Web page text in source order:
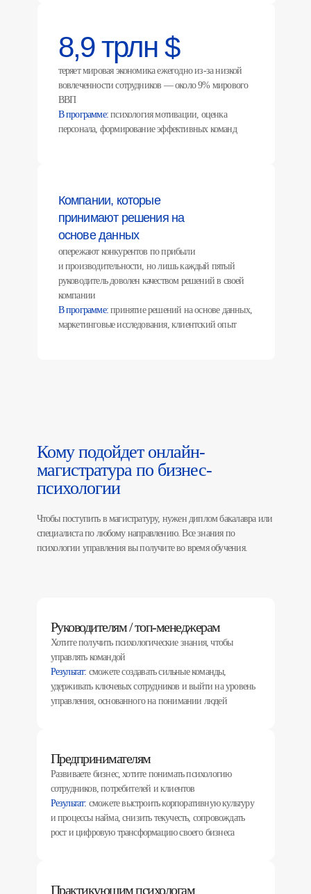
8,9 трлн $
теряет мировая экономика ежегодно из-за низкой
вовлеченности сотрудников — около 9% мирового
ВВП
В программе:психология мотивации, оценка
персонала, формирование эффективных команд
Компании, которые
принимают решения на
основе данных
опережают конкурентов по прибыли
и производительности, но лишь каждый пятый
руководитель доволен качеством решений в своей
компании
В программе:принятие решений на основе данных,
маркетинговые исследования, клиентский опыт
Кому подойдет онлайн-
магистратура по бизнес-
психологии
Руководителям / топ-менеджерам
Хотите получить психологические знания, чтобы
управлять командой
Результат: сможете создавать сильные команды,
удерживать ключевых сотрудников и выйти на уровень
управления, основанного на понимании людей
Предпринимателям
Развиваете бизнес, хотите понимать психологию
сотрудников, потребителей и клиентов
Результат: сможете выстроить корпоративную культуру
и процессы найма, снизить текучесть, сопровождать
рост и цифровую трансформацию своего бизнеса
Практикующим психологам
Чтобы поступить в магистратуру, нужен диплом бакалавра или
специалиста по любому направлению. Все знания по
психологии управления вы получите во время обучения.